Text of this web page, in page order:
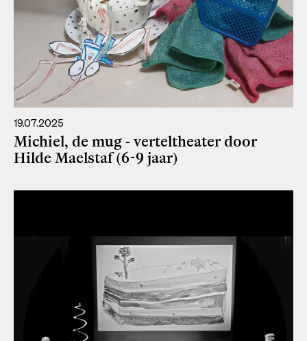
19.07.2025
Michiel, de mug - verteltheater door
Hilde Maelstaf (6-9 jaar)